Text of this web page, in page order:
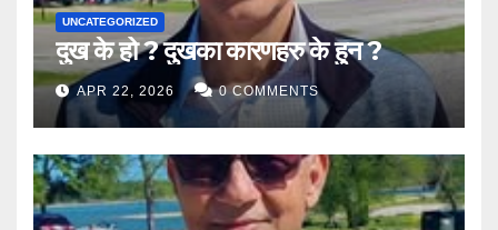
UNCATEGORIZED
दुख के हो ? दुखका कारणहरु के हुन ?
APR 22, 2026 0 COMMENTS